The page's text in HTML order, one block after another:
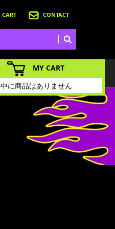
CART CONTACT
MY CART
に商品はありません